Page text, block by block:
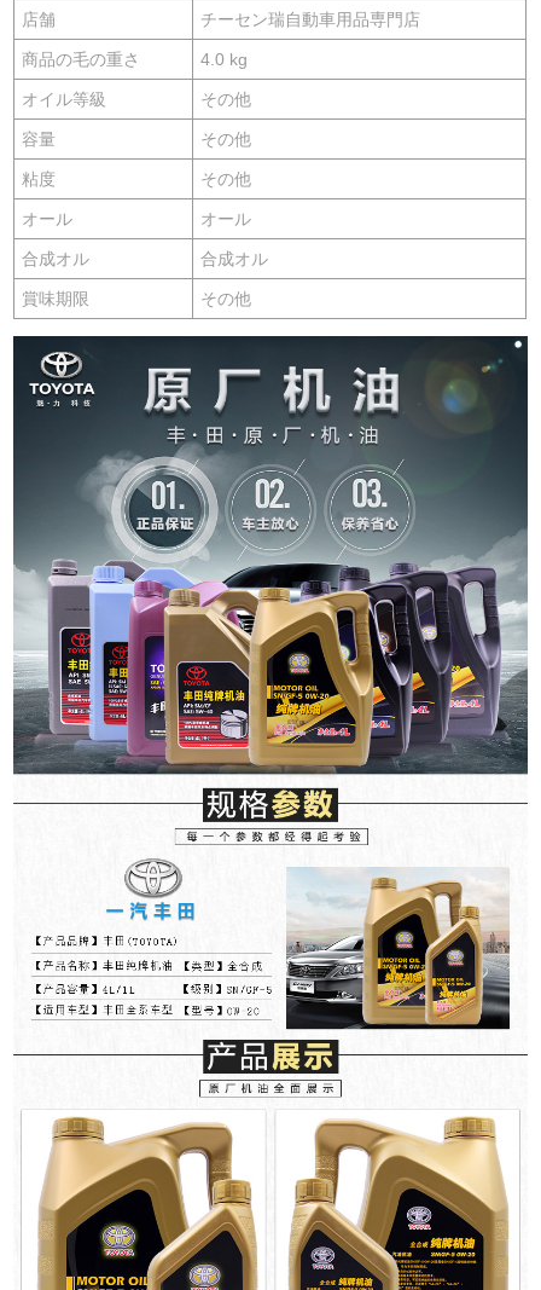
店舗 チーセン瑞自動車用品専門店
商品の毛の重さ 4.0 kg
オイル等級 その他
容量 その他
粘度 その他
オール オール
合成オル 合成オル
賞味期限 その他